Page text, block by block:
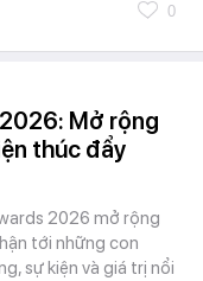
0
Mở rộng
thúc đẩy
2026 mở rộng
tới những con
sự kiện và giá trị nổi